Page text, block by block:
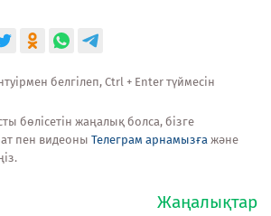
белгілеп, Ctrl + Enter түймесін
бөлісетін жаңалық болса, бізге
пен видеоны Телеграм арнамызға және